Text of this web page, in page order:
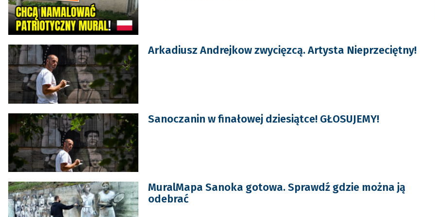
Arkadiusz Andrejkow zwycięzcą. Artysta Nieprzeciętny!
Sanoczanin w finałowej dziesiątce! GŁOSUJEMY!
MuralMapa Sanoka gotowa. Sprawdź gdzie można ją
odebrać